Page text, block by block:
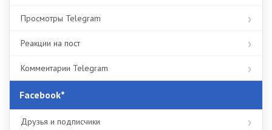
Просмотры Telegram
Реакции на пост
Комментарии Telegram
Facebook*
Друзья и подписчики